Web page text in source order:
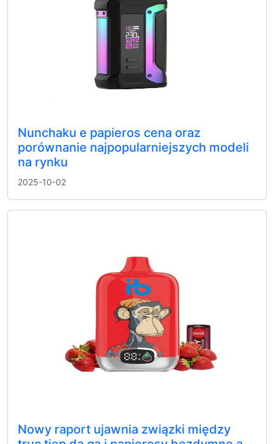
Nunchaku e papieros cena oraz
porównanie najpopularniejszych modeli
na rynku
2025-10-02
Nowy raport ujawnia związki między